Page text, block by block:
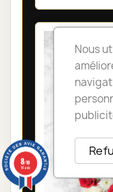
Nous
8/10
14 avis